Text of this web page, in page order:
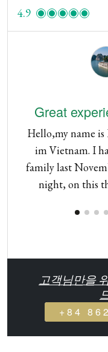
4.9
Great
Hello,my name is
im Vietnam. I
family last
night, on this
scenery in Lan
back
고객님만을
+84